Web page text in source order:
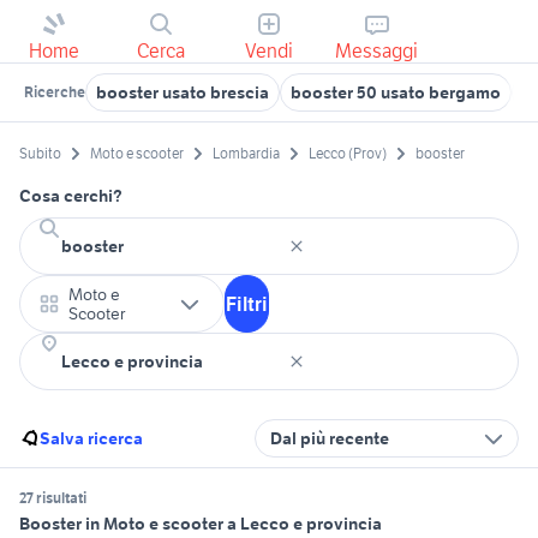
Home Cerca Vendi Messaggi
Ricerche booster usato brescia booster 50 usato bergamo
Subito Moto e scooter Lombardia Lecco (Prov) booster
Cosa cerchi?
Moto e
Scooter
Filtri
Salva ricerca Dal più recente
27 risultati
Booster in Moto e scooter a Lecco e provincia